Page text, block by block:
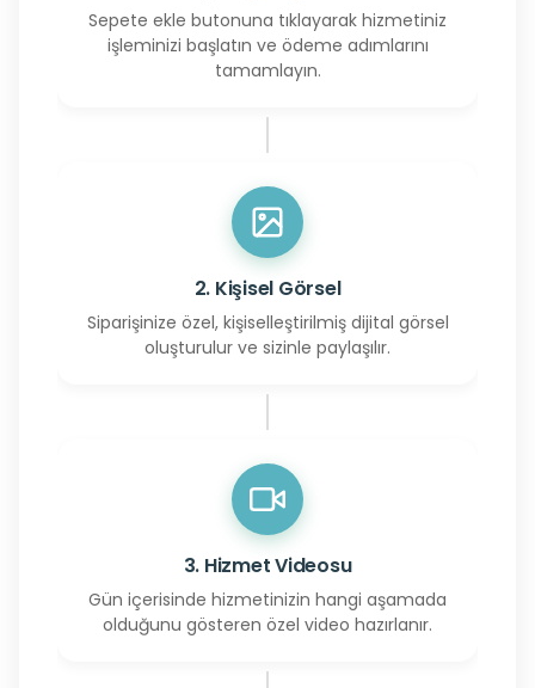
Sepete ekle butonuna tıklayarak hizmetiniz
işleminizi başlatın ve ödeme adımlarını
tamamlayın.
2. Kişisel Görsel
Siparişinize özel, kişiselleştirilmiş dijital görsel
oluşturulur ve sizinle paylaşılır.
3. Hizmet Videosu
Gün içerisinde hizmetinizin hangi aşamada
olduğunu gösteren özel video hazırlanır.